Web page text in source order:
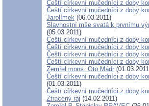
Čeští církevní mučedníci z doby
Čeští církevní mučedníci z doby
Jarolímek (06.03.2011)
Slavnostní mše svatá k prvnímu
(05.03.2011)
Čeští církevní mučedníci z doby
Čeští církevní mučedníci z doby
Čeští církevní mučedníci z doby
Čeští církevní mučedníci z doby
Zemřel mons. Oto Mádr
Čeští církevní mučedníci z doby
(01.03.2011)
Čeští církevní mučedníci z doby
Ztracený ráj (14.02.2011)